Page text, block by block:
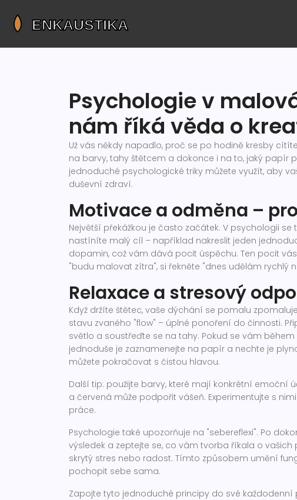
Psychologie v
nám říká věda o
Už vás někdy napadlo, proč se po hodině kresby
na barvy, tahy štětcem a dokonce i na to, jaký papír
jednoduché psychologické triky můžete využít, aby
duševní zdraví.
Motivace a odměna –
Největší překážkou je často začátek. V psychologii se
nastíníte malý cíl – například nakreslit jeden
dopamin, což vám dává pocit úspěchu. Ten pocit
"budu malovat zítra", si řekněte "dnes udělám rychlý
Relaxace a stresový
Když držíte štětec, vaše dýchání se pomalu
stavu zvaného "flow" – úplné ponoření do činnosti.
světlo a soustřeďte se na tahy. Pokud se vám
jednoduše je zaznamenejte na papír a nechte je
můžete pokračovat s čistou hlavou.
Další tip: použijte barvy, které mají konkrétní emoční
a červená může podpořit vášeň. Experimentujte s
práce.
Psychologie také upozorňuje na "sebereflexi". Po
výsledek a zeptejte se, co vám tvorba říkala o vašich
skrytý stres nebo radost. Tímto způsobem umění
pochopit sebe sama.
Zapojte tyto jednoduché principy do své každodenní